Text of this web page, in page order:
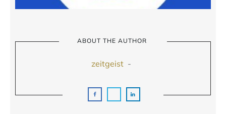
ABOUT THE AUTHOR
zeitgeist-